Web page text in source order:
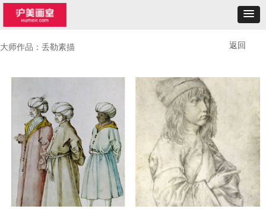
大师作品：丢勒素描 返回